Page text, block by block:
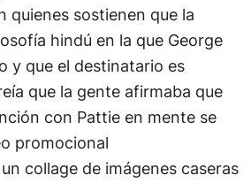
quienes sostienen que la
hindú en la que George
y que el destinatario es
que la gente afirmaba que
con Pattie en mente se
promocional
collage de imágenes caseras